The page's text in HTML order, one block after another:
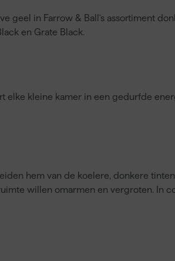
geel in Farrow & Ball's assortiment
en Grate Black.
elke kleine kamer in een gedurfde
hem van de koelere, donkere
willen omarmen en vergroten. In